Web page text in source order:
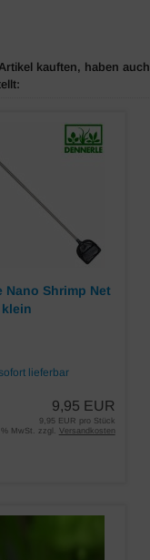
kauften, haben auch
Nano Shrimp Net
lieferbar
9,95 EUR
9,95 EUR pro Stück
% MwSt. zzgl. Versandkosten